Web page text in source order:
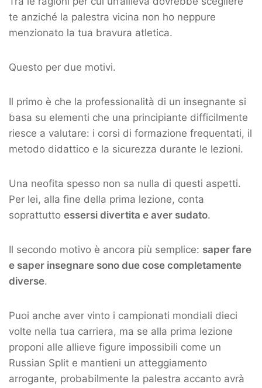
te anziché la palestra vicina non ho neppure
menzionato la tua bravura atletica.
Questo per due motivi.
Il primo è che la professionalità di un insegnante si
basa su elementi che una principiante difficilmente
riesce a valutare: i corsi di formazione frequentati, il
metodo didattico e la sicurezza durante le lezioni.
Una neofita spesso non sa nulla di questi aspetti.
Per lei, alla fine della prima lezione, conta
soprattutto essersi divertita e aver sudato.
Il secondo motivo è ancora più semplice: saper fare
e saper insegnare sono due cose completamente
diverse.
Puoi anche aver vinto i campionati mondiali dieci
volte nella tua carriera, ma se alla prima lezione
proponi alle allieve figure impossibili come un
Russian Split e mantieni un atteggiamento
arrogante, probabilmente la palestra accanto avrà